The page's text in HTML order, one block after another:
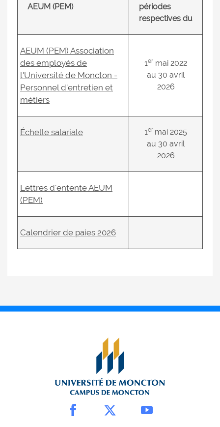
AEUM (PEM)
périodes
respectives du
AEUM (PEM) Association
des employés de
l'Université de Moncton -
Personnel d'entretien et
métiers
1er mai 2022
au 30 avril
2026
Échelle salariale 1er mai 2025
au 30 avril
2026
Lettres d'entente AEUM
(PEM)
Calendrier de paies 2026